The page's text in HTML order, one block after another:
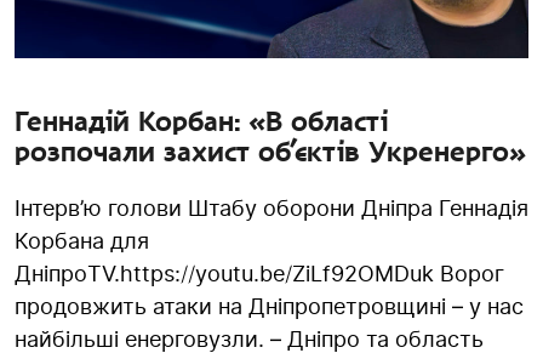
Геннадій Корбан: «В області
розпочали захист об’єктів Укренерго»
Інтерв’ю голови Штабу оборони Дніпра Геннадія
Корбана для
ДніпроTV.https://youtu.be/ZiLf92OMDuk Ворог
продовжить атаки на Дніпропетровщині – у нас
найбільші енерговузли. – Дніпро та область